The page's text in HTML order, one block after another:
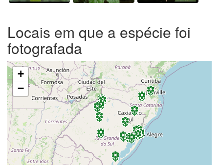
Locais em que a espécie foi
fotografada
+
−